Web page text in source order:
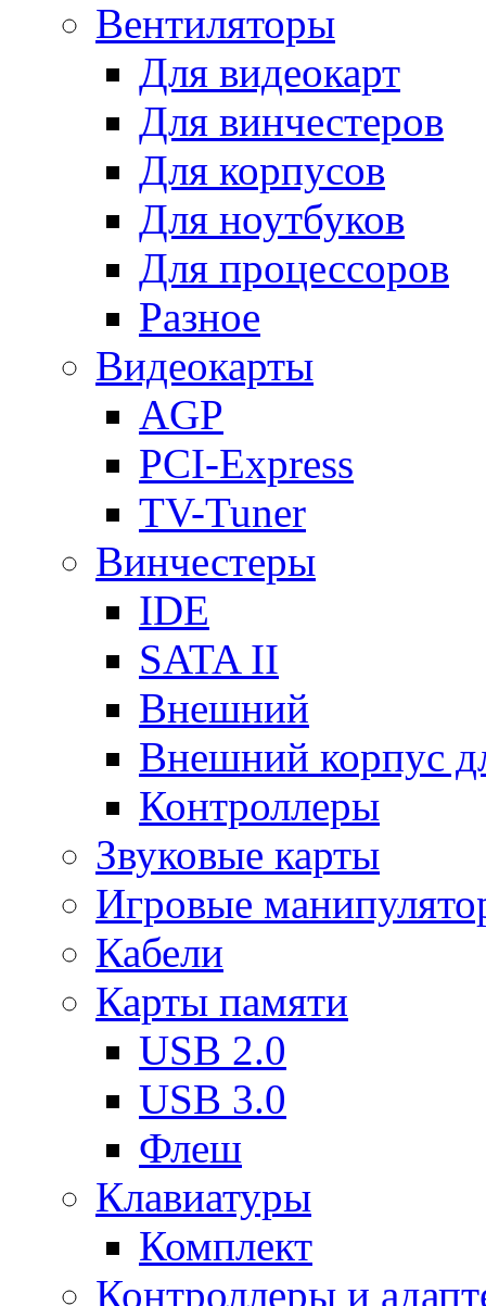
Вентиляторы
Для видеокарт
Для винчестеров
Для корпусов
Для ноутбуков
Для процессоров
Разное
Видеокарты
AGP
PCI-Express
TV-Tuner
Винчестеры
IDE
SATA II
Внешний
Внешний корпус
Контроллеры
Звуковые карты
Игровые
Кабели
Карты памяти
USB 2.0
USB 3.0
Флеш
Клавиатуры
Комплект
Контроллеры и